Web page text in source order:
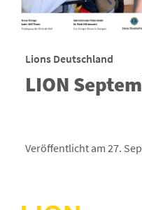
Lions Deutschland
LION
Veröffentlicht am 27.